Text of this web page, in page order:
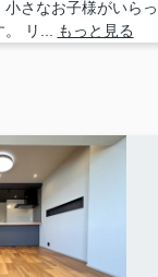
さなお子様がいらっ
リ...
もっと見る